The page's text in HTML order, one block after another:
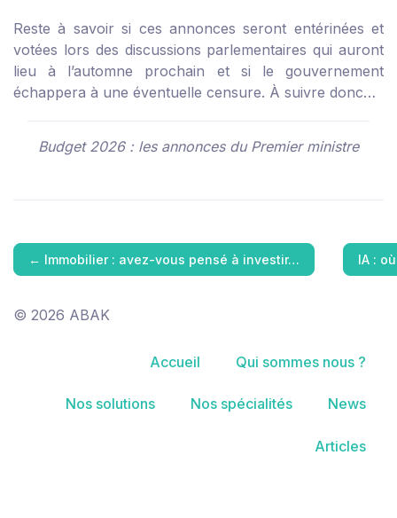
Reste à savoir si ces annonces seront entérinées et
votées lors des discussions parlementaires qui auront
lieu à l’automne prochain et si le gouvernement
échappera à une éventuelle censure. À suivre donc…
Budget 2026 : les annonces du Premier ministre
← Immobilier : avez-vous pensé à investir… IA :
© 2026 ABAK
Accueil Qui sommes nous ?
Nos solutions Nos spécialités News
Articles